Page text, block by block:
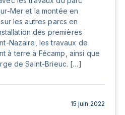
Mer et la montée en
les autres parcs en
des premières
Nazaire, les travaux de
à terre à Fécamp, ainsi que
de Saint-Brieuc. […]
15 juin 2022